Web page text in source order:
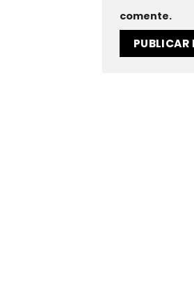
comente.